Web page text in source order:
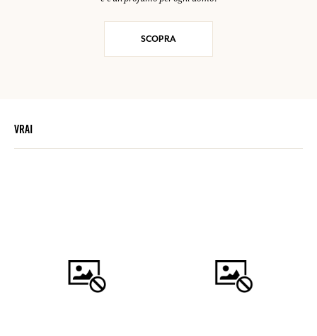
SCOPRA
VRAI